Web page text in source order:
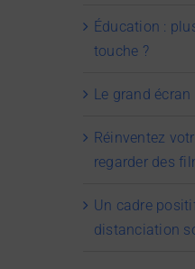
Éducation :
touche ?
Le grand
Réinventez
regarder des
Un cadre
distanciation